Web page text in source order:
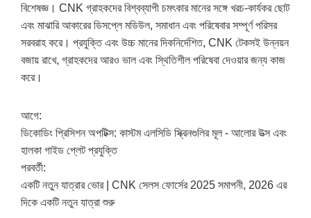
বিশেষজ্ঞ। CNK গ্রাহকদের বিশ্বব্যাপী চমৎকার মানের সঙ্গে খরচ-কার্যকর ছোট
এবং মাঝারি আকারের ডিসপ্লে মডিউল, সমাধান এবং পরিষেবার সম্পূর্ণ পরিসর
সরবরাহ করে। প্রযুক্তি এবং উচ্চ মানের দিকনির্দেশিত, CNK টেকসই উন্নয়ন
বজায় রাখে, গ্রাহকদের আরও ভাল এবং স্থিতিশীল পরিষেবা দেওয়ার জন্য কাজ
করে।
আগে:
ডিকোডিং প্রিসিশন অপটিক্স: কাস্টম এলসিডি স্ক্রিনগুলির মূল - আলোর উত্স এবং
হালকা গাইড প্লেট প্রযুক্তি
পরবর্তী:
একটি নতুন যাত্রার ভোর | CNK সেলস ফোর্সের 2025 সমাপনী, 2026 এর
দিকে একটি নতুন যাত্রা শুরু